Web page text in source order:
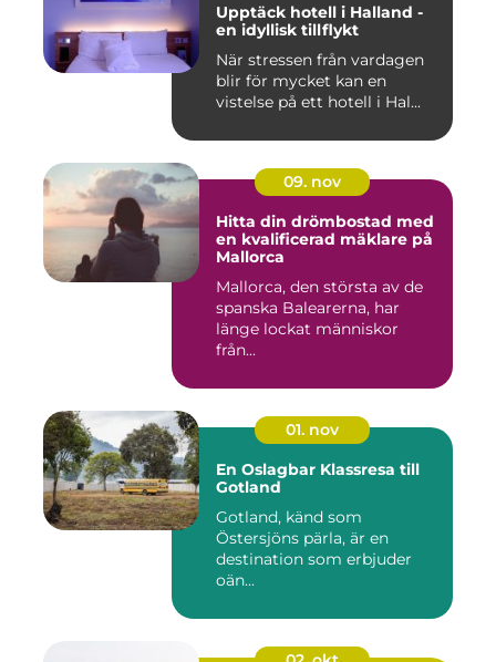
Upptäck hotell i Halland -
en idyllisk tillflykt
När stressen från vardagen
blir för mycket kan en
vistelse på ett hotell i Hal...
09. nov
Hitta din drömbostad med
en kvalificerad mäklare på
Mallorca
Mallorca, den största av de
spanska Balearerna, har
länge lockat människor
från...
01. nov
En Oslagbar Klassresa till
Gotland
Gotland, känd som
Östersjöns pärla, är en
destination som erbjuder
oän...